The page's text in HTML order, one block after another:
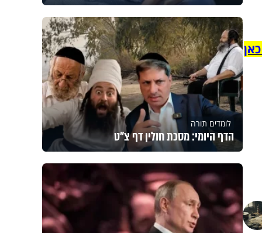
לומדים תורה
הדף היומי: מסכת חולין דף צ"ט